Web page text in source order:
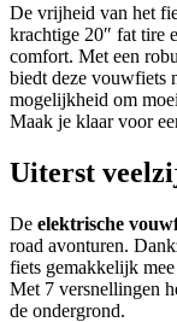
De vrijheid van het
krachtige 20″ fat tire
comfort. Met een
biedt deze vouwfiets
mogelijkheid om
Maak je klaar voor
Uiterst
De elektrische
road avonturen.
fiets gemakkelijk
Met 7 versnellingen
de ondergrond.